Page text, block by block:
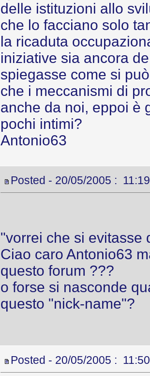
delle istituzioni allo
che lo facciano solo
la ricaduta
iniziative sia ancora
spiegasse come si
che i meccanismi di
anche da noi, eppoi è
pochi intimi?
Antonio63
Posted - 20/05/2005 :
"vorrei che si evitasse
Ciao caro Antonio63
questo forum ???
o forse si nasconde
questo "nick-name"?
Posted - 20/05/2005 :